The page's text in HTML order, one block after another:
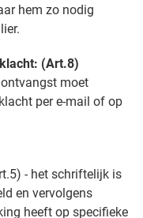
hem zo nodig
(Art.8)
moet
per e-mail of op
- het schriftelijk is
en vervolgens
heeft op specifieke